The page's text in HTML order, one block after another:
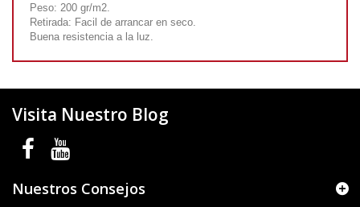
Peso: 200 gr/m2.
Retirada: Facil de arrancar en seco.
Buena resistencia a la luz.
Visita Nuestro Blog
Nuestros Consejos